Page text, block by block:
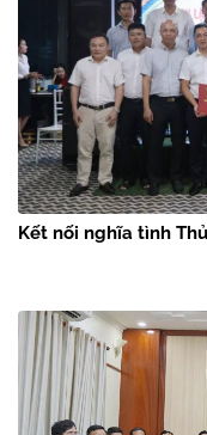
Kết nối nghĩa tình